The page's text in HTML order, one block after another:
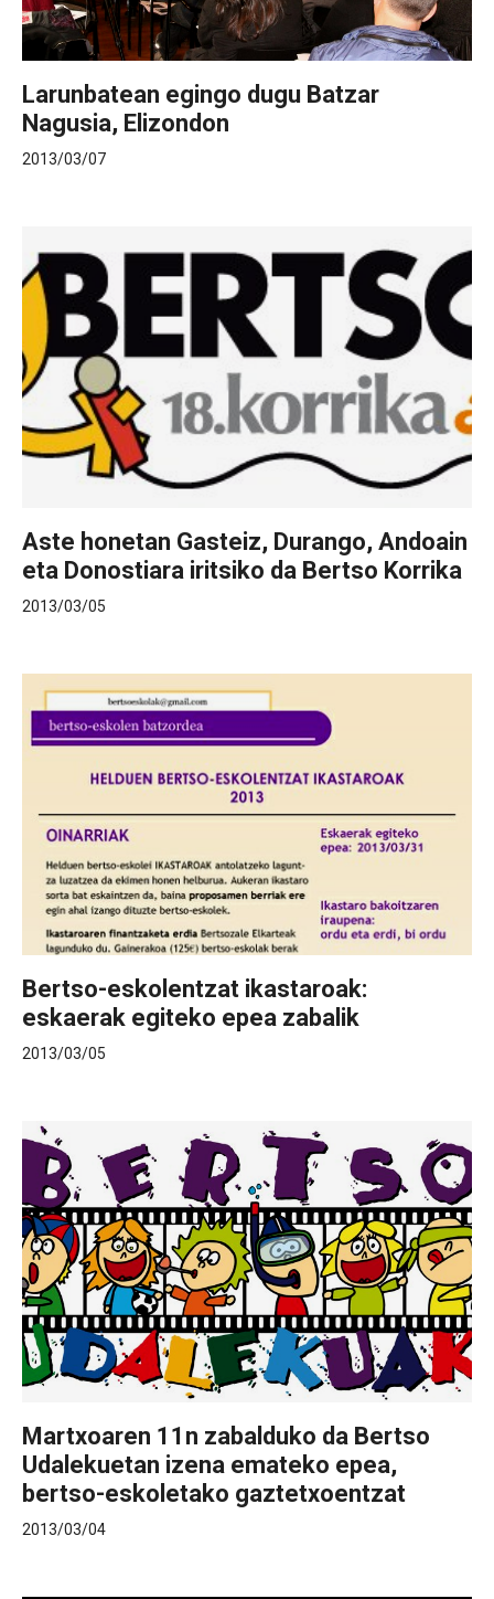
Larunbatean egingo dugu Batzar
Nagusia, Elizondon
2013/03/07
Aste honetan Gasteiz, Durango, Andoain
eta Donostiara iritsiko da Bertso Korrika
2013/03/05
Bertso-eskolentzat ikastaroak:
eskaerak egiteko epea zabalik
2013/03/05
Martxoaren 11n zabalduko da Bertso
Udalekuetan izena emateko epea,
bertso-eskoletako gaztetxoentzat
2013/03/04